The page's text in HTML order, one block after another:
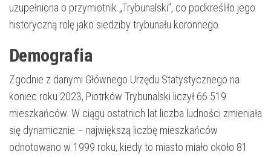
uzupełniona o przymiotnik „Trybunalski”, co podkreśliło jego
historyczną rolę jako siedziby trybunału koronnego.
Demografia
Zgodnie z danymi Głównego Urzędu Statystycznego na
koniec roku 2023, Piotrków Trybunalski liczył 66 519
mieszkańców. W ciągu ostatnich lat liczba ludności zmieniała
się dynamicznie – największą liczbę mieszkańców
odnotowano w 1999 roku, kiedy to miasto miało około 81